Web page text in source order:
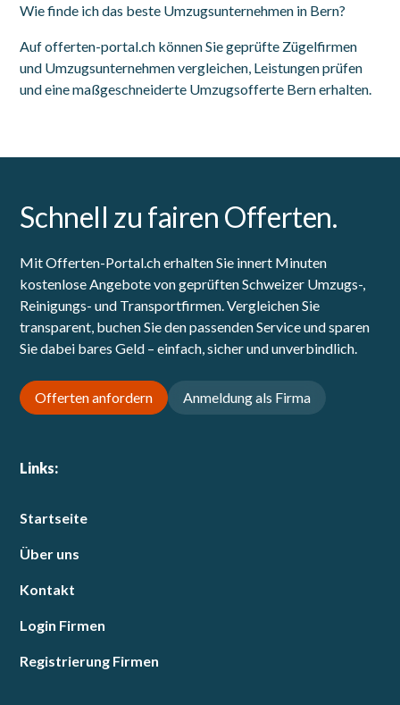
Wie finde ich das beste Umzugsunternehmen in Bern?
Auf offerten-portal.ch können Sie geprüfte Zügelfirmen
und Umzugsunternehmen vergleichen, Leistungen prüfen
und eine maßgeschneiderte Umzugsofferte Bern erhalten.
Schnell zu fairen Offerten.
Mit Offerten-Portal.ch erhalten Sie innert Minuten
kostenlose Angebote von geprüften Schweizer Umzugs-,
Reinigungs- und Transportfirmen. Vergleichen Sie
transparent, buchen Sie den passenden Service und sparen
Sie dabei bares Geld – einfach, sicher und unverbindlich.
Offerten anfordern Anmeldung als Firma
Links:
Startseite
Über uns
Kontakt
Login Firmen
Registrierung Firmen